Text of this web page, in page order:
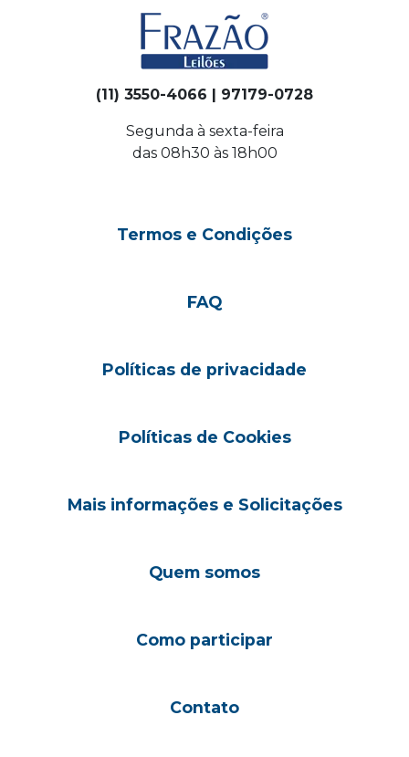
(11) 3550-4066 | 97179-0728
Segunda à sexta-feira
das 08h30 às 18h00
Termos e Condições
FAQ
Políticas de privacidade
Políticas de Cookies
Mais informações e Solicitações
Quem somos
Como participar
Contato